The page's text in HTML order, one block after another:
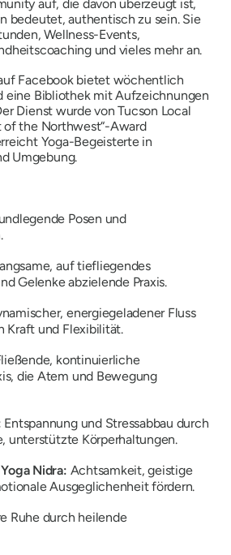
auf, die davon überzeugt ist,
bedeutet, authentisch zu sein. Sie
Wellness-Events,
und vieles mehr an.
Facebook bietet wöchentlich
eine Bibliothek mit Aufzeichnungen
Dienst wurde von Tucson Local
of the Northwest“-Award
Yoga-Begeisterte in
Umgebung.
Posen und
auf tiefliegendes
Gelenke abzielende Praxis.
energiegeladener Fluss
Kraft und Flexibilität.
kontinuierliche
die Atem und Bewegung
Entspannung und Stressabbau durch
unterstützte Körperhaltungen.
Nidra: Achtsamkeit, geistige
Ausgeglichenheit fördern.
Ruhe durch heilende